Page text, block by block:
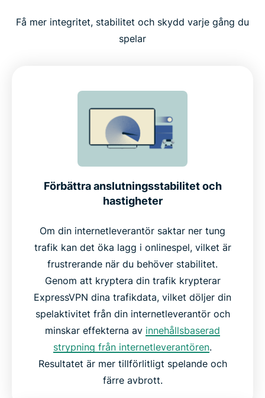
Få mer integritet, stabilitet och skydd varje gång du
spelar
Förbättra anslutningsstabilitet och
hastigheter
Om din internetleverantör saktar ner tung
trafik kan det öka lagg i onlinespel, vilket är
frustrerande när du behöver stabilitet.
Genom att kryptera din trafik krypterar
ExpressVPN dina trafikdata, vilket döljer din
spelaktivitet från din internetleverantör och
minskar effekterna av innehållsbaserad
strypning från internetleverantören.
Resultatet är mer tillförlitligt spelande och
färre avbrott.